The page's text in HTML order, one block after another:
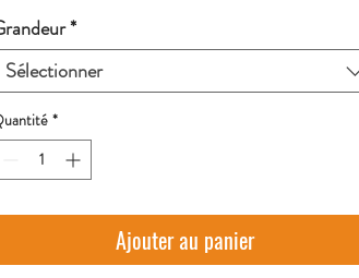
*
Sélectionner
*
Ajouter au panier